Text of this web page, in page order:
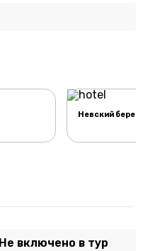
Невский берег
Не включено в тур